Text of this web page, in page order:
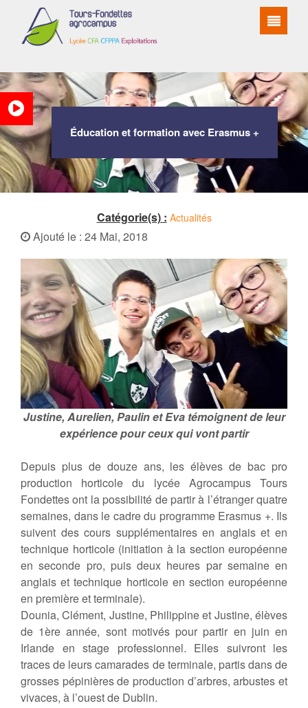
Éducation et formation avec Erasmus +
Catégorie(s) : Actualités
Ajouté le : 24 Mai, 2018
Justine, Aurelien, Paulin et Eva témoignent de leur
expérience pour ceux qui vont partir
Depuis plus de douze ans, les élèves de bac pro
production horticole du lycée Agrocampus Tours
Fondettes ont la possibilité de partir à l’étranger quatre
semaines, dans le cadre du programme Erasmus +. Ils
suivent des cours supplémentaires en anglais et en
technique horticole (initiation à la section européenne
en seconde pro, puis deux heures par semaine en
anglais et technique horticole en section européenne
en première et terminale).
Dounia, Clément, Justine, Philippine et Justine, élèves
de 1ère année, sont motivés pour partir en juin en
Irlande en stage professionnel. Elles suivront les
traces de leurs camarades de terminale, partis dans de
grosses pépinières de production d’arbres, arbustes et
vivaces, à l’ouest de Dublin.